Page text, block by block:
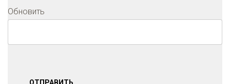
Обновить